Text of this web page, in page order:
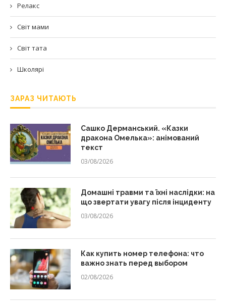
Релакс
Світ мами
Світ тата
Школярі
ЗАРАЗ ЧИТАЮТЬ
Сашко Дерманський. «Казки
дракона Омелька»: анімований
текст
03/08/2026
Домашні травми та їхні наслідки: на
що звертати увагу після інциденту
03/08/2026
Как купить номер телефона: что
важно знать перед выбором
02/08/2026